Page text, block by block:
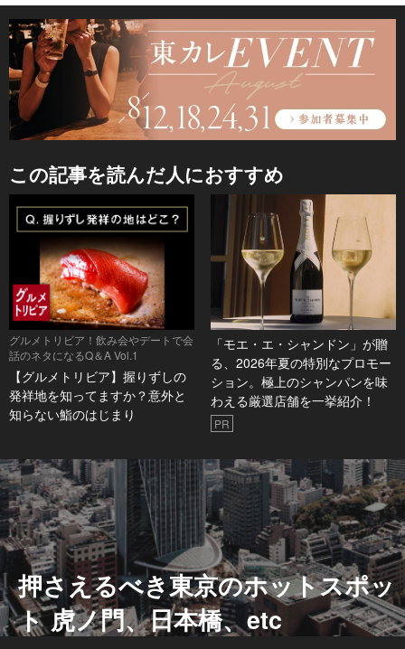
この記事を読んだ人におすすめ
グルメトリビア！飲み会やデートで会
話のネタになるQ＆A Vol.1
【グルメトリビア】握りずしの
発祥地を知ってますか？意外と
知らない鮨のはじまり
「モエ・エ・シャンドン」が贈
る、2026年夏の特別なプロモー
ション。極上のシャンパンを味
わえる厳選店舗を一挙紹介！
PR
押さえるべき東京のホットスポッ
ト 虎ノ門、日本橋、etc